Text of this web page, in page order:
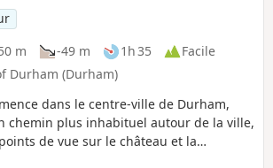
m -49 m 1h 35
Facile
Durham (Durham)
dans le centre-ville de Durham,
chemin plus inhabituel autour de la ville,
de vue sur le château et la